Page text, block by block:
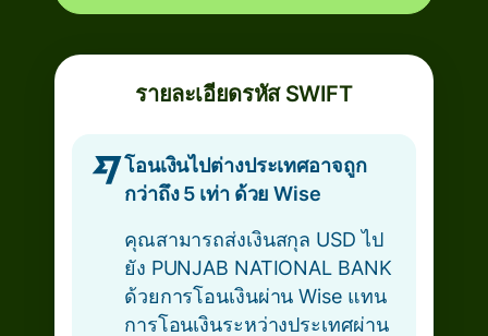
รายละเอียดรหัส SWIFT
โอนเงินไปต่างประเทศอาจถูก
กว่าถึง 5 เท่า ด้วย Wise
คุณสามารถส่งเงินสกุล USD ไป
ยัง PUNJAB NATIONAL BANK
ด้วยการโอนเงินผ่าน Wise แทน
การโอนเงินระหว่างประเทศผ่าน